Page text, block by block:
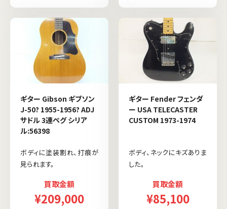
ギター Gibson ギブソン
J-50? 1955-1956? ADJ
サドル 3連ペグ シリア
ル:56398
ボディに塗装割れ、打痕が
見られます。
買取金額
¥209,000
ギター Fender フェンダ
ー USA TELECASTER
CUSTOM 1973-1974
ボディ、ネックにキズありま
した。
買取金額
¥85,100